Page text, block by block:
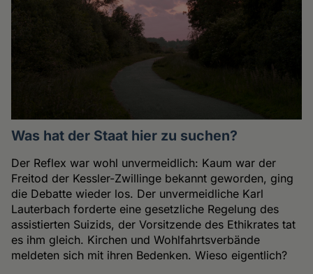
Was hat der Staat hier zu suchen?
Der Reflex war wohl unvermeidlich: Kaum war der
Freitod der Kessler-Zwillinge bekannt geworden, ging
die Debatte wieder los. Der unvermeidliche Karl
Lauterbach forderte eine gesetzliche Regelung des
assistierten Suizids, der Vorsitzende des Ethikrates tat
es ihm gleich. Kirchen und Wohlfahrtsverbände
meldeten sich mit ihren Bedenken. Wieso eigentlich?